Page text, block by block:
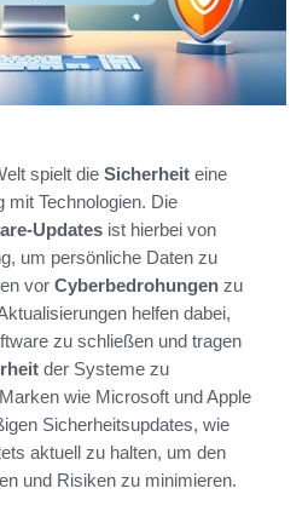
spielt die Sicherheit eine
mit Technologien. Die
Updates ist hierbei von
um persönliche Daten zu
vor Cyberbedrohungen zu
helfen dabei,
zu schließen und tragen
der Systeme zu
wie Microsoft und Apple
Sicherheitsupdates, wie
aktuell zu halten, um den
und Risiken zu minimieren.